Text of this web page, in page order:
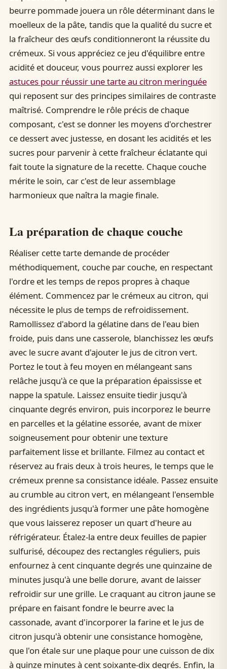
beurre pommade jouera un rôle déterminant dans le
moelleux de la pâte, tandis que la qualité du sucre et
la fraîcheur des œufs conditionneront la réussite du
crémeux. Si vous appréciez ce jeu d'équilibre entre
acidité et douceur, vous pourrez aussi explorer les
astuces pour réussir une tarte au citron meringuée
qui reposent sur des principes similaires de contraste
maîtrisé. Comprendre le rôle précis de chaque
composant, c'est se donner les moyens d'orchestrer
ce dessert avec justesse, en dosant les acidités et les
sucres pour parvenir à cette fraîcheur éclatante qui
fait toute la signature de la recette. Chaque couche
mérite le soin, car c'est de leur assemblage
harmonieux que naîtra la magie finale.
La préparation de chaque couche
Réaliser cette tarte demande de procéder
méthodiquement, couche par couche, en respectant
l'ordre et les temps de repos propres à chaque
élément. Commencez par le crémeux au citron, qui
nécessite le plus de temps de refroidissement.
Ramollissez d'abord la gélatine dans de l'eau bien
froide, puis dans une casserole, blanchissez les œufs
avec le sucre avant d'ajouter le jus de citron vert.
Portez le tout à feu moyen en mélangeant sans
relâche jusqu'à ce que la préparation épaississe et
nappe la spatule. Laissez ensuite tiedir jusqu'à
cinquante degrés environ, puis incorporez le beurre
en parcelles et la gélatine essorée, avant de mixer
soigneusement pour obtenir une texture
parfaitement lisse et brillante. Filmez au contact et
réservez au frais deux à trois heures, le temps que le
crémeux prenne sa consistance idéale. Passez ensuite
au crumble au citron vert, en mélangeant l'ensemble
des ingrédients jusqu'à former une pâte homogène
que vous laisserez reposer un quart d'heure au
réfrigérateur. Étalez-la entre deux feuilles de papier
sulfurisé, découpez des rectangles réguliers, puis
enfournez à cent cinquante degrés une quinzaine de
minutes jusqu'à une belle dorure, avant de laisser
refroidir sur une grille. Le craquant au citron jaune se
prépare en faisant fondre le beurre avec la
cassonade, avant d'incorporer la farine et le jus de
citron jusqu'à obtenir une consistance homogène,
que l'on étale sur une plaque pour une cuisson de dix
à quinze minutes à cent soixante-dix degrés. Enfin, la